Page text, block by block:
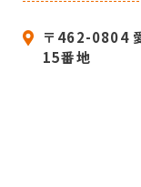
〒462-0804
15番地